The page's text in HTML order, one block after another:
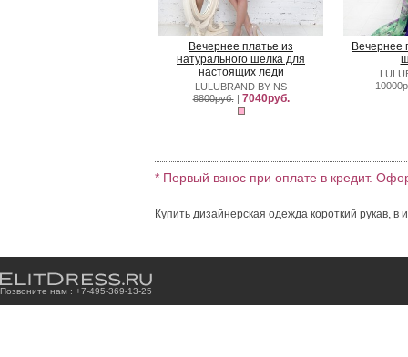
Вечернее платье из
натурального шелка для
настоящих леди
LULUBRAND BY NS
8800руб.| 7040руб.
Вечернее
* Первый взнос при оплате в кредит.
Купить дизайнерская одежда короткий рукав,
Позвоните нам : +7-495-369-13-25